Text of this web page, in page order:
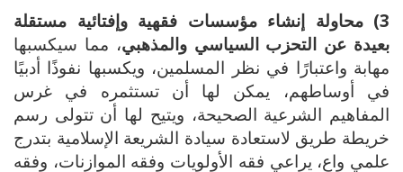
3) محاولة إنشاء مؤسسات فقهية وإفتائية مستقلة
بعيدة عن التحزب السياسي والمذهبي، مما سيكسبها
مهابة واعتبارًا في نظر المسلمين، ويكسبها نفوذًا أدبيًا
في أوساطهم، يمكن لها أن تستثمره في غرس
المفاهيم الشرعية الصحيحة، ويتيح لها أن تتولى رسم
خريطة طريق لاستعادة سيادة الشريعة الإسلامية بتدرج
علمي واعٍ، يراعي فقه الأولويات وفقه الموازنات، وفقه